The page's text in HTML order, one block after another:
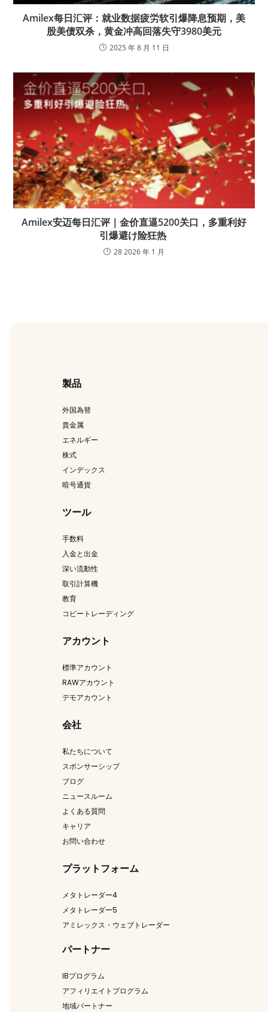
Amilex每日汇评：就业数据疲労软引爆降息预期，美
股美债双杀，黄金冲高回落失守3980美元
2025 年 8 月 11 日
Amilex安迈每日汇评｜金价直逼5200关口，多重利好
引爆避け险狂热
28 2026 年 1 月
製品
外国為替
貴金属
エネルギー
株式
インデックス
暗号通貨
ツール
手数料
入金と出金
深い流動性
取引計算機
教育
コピートレーディング
アカウント
標準アカウント
RAWアカウント
デモアカウント
会社
私たちについて
スポンサーシップ
ブログ
ニュースルーム
よくある質問
キャリア
お問い合わせ
プラットフォーム
メタトレーダー4
メタトレーダー5
アミレックス・ウェブトレーダー
パートナー
IBプログラム
アフィリエイトプログラム
地域パートナー